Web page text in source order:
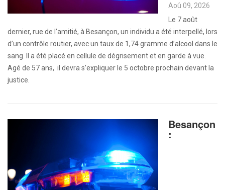
Aoû 09, 2026
Le 7 août
dernier, rue de l’amitié, à Besançon, un individu a été interpellé, lors
d’un contrôle routier, avec un taux de 1,74 gramme d’alcool dans le
sang. Il a été placé en cellule de dégrisement et en garde à vue.
Agé de 57 ans, il devra s’expliquer le 5 octobre prochain devant la
justice.
Besançon
: